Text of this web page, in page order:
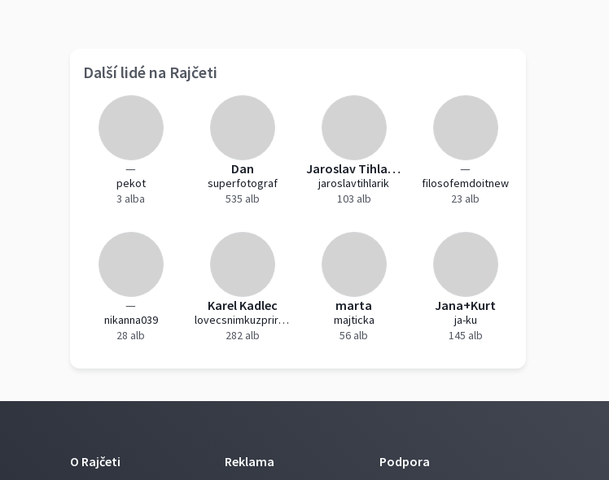
Další lidé na Rajčeti
—
pekot
3 alba
Dan
superfotograf
535 alb
Jaroslav Tihlařík
jaroslavtihlarik
103 alb
—
filosofemdoitnew
23 alb
—
nikanna039
28 alb
Karel Kadlec
lovecsnimkuzprirody
282 alb
marta
majticka
56 alb
Jana+Kurt
ja-ku
145 alb
O Rajčeti Reklama Podpora